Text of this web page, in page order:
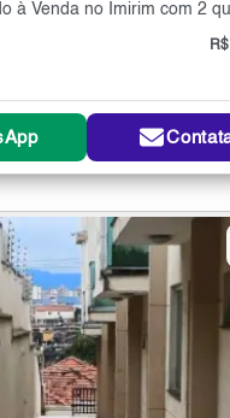
à Venda no Imirim com 2
R$